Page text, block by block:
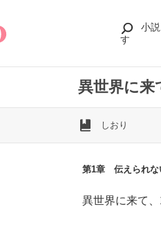
小
す
異世界に来
しおり
第1章 伝えられな
異世界に来て、